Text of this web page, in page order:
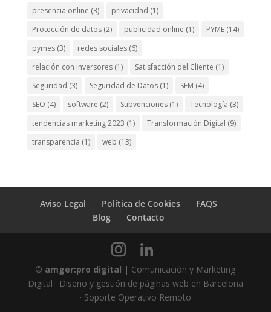
presencia online (3) privacidad (1)
Protección de datos(2) publicidad online (1) PYME(14)
pymes(3) redes sociales(6)
relación con inversores(1) Satisfacción del Cliente (1)
Seguridad (3) Seguridad de Datos(1) SEM (4)
SEO (4) software (2) Subvenciones(1) Tecnología (3)
tendencias marketing 2023 (1) Transformación Digital (9)
transparencia (1) web (13)
Aviso Legal Política de Cookies
FAQS
Blog
Contacto
© amger:pro digital | Comunicación y Marketing
Digital · Diseño y gestión de páginas web en Barcelona
· Soporte Operativo Remoto